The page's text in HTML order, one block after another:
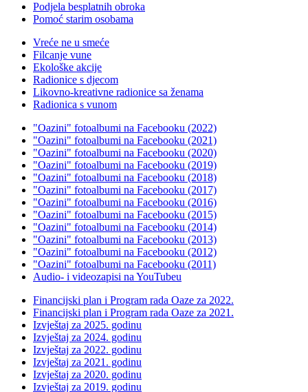
Podjela besplatnih obroka
Pomoć starim osobama
Vreće ne u smeće
Filcanje vune
Ekološke akcije
Radionice s djecom
Likovno-kreativne radionice sa ženama
Radionica s vunom
"Oazini" fotoalbumi na Facebooku (2022)
"Oazini" fotoalbumi na Facebooku (2021)
"Oazini" fotoalbumi na Facebooku (2020)
"Oazini" fotoalbumi na Facebooku (2019)
"Oazini" fotoalbumi na Facebooku (2018)
"Oazini" fotoalbumi na Facebooku (2017)
"Oazini" fotoalbumi na Facebooku (2016)
"Oazini" fotoalbumi na Facebooku (2015)
"Oazini" fotoalbumi na Facebooku (2014)
"Oazini" fotoalbumi na Facebooku (2013)
"Oazini" fotoalbumi na Facebooku (2012)
"Oazini" fotoalbumi na Facebooku (2011)
Audio- i videozapisi na YouTubeu
Financijski plan i Program rada Oaze za 2022.
Financijski plan i Program rada Oaze za 2021.
Izvještaj za 2025. godinu
Izvještaj za 2024. godinu
Izvještaj za 2022. godinu
Izvještaj za 2021. godinu
Izvještaj za 2020. godinu
Izvještaj za 2019. godinu